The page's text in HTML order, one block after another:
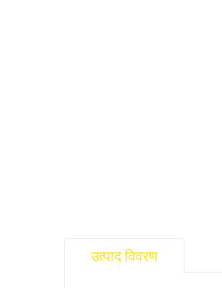
उत्पाद विवरण